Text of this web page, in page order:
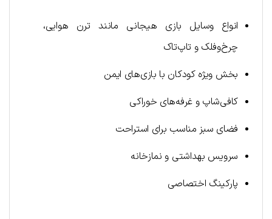
انواع وسایل بازی هیجانی مانند ترن هوایی،
چرخ‌وفلک و تاپ‌تاک
بخش ویژه کودکان با بازی‌های ایمن
کافی‌شاپ و غرفه‌های خوراکی
فضای سبز مناسب برای استراحت
سرویس بهداشتی و نمازخانه
پارکینگ اختصاصی